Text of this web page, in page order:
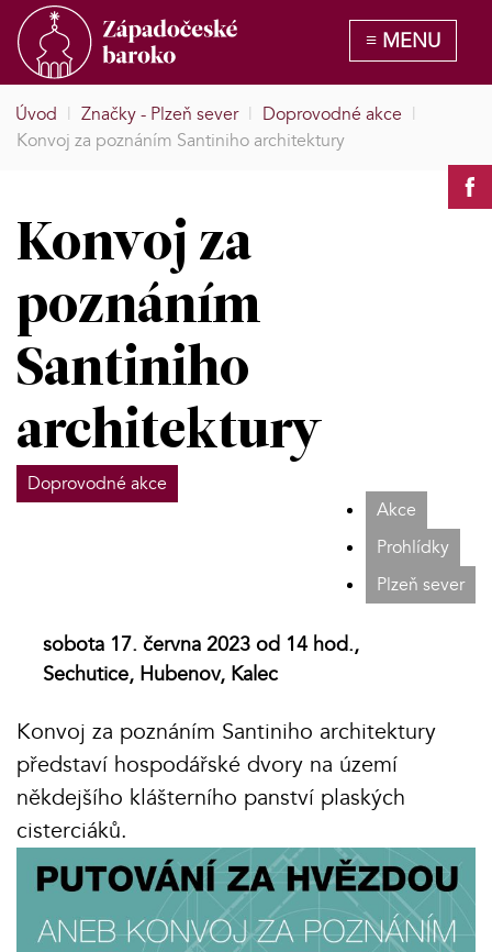
Úvod | Značky - Plzeň sever | Doprovodné akce |
Konvoj za poznáním Santiniho architektury
Konvoj za
poznáním
Santiniho
architektury
Doprovodné akce
Akce
Prohlídky
Plzeň sever
sobota 17. června 2023 od 14 hod.,
Sechutice, Hubenov, Kalec
Konvoj za poznáním Santiniho architektury
představí hospodářské dvory na území
někdejšího klášterního panství plaských
cisterciáků.